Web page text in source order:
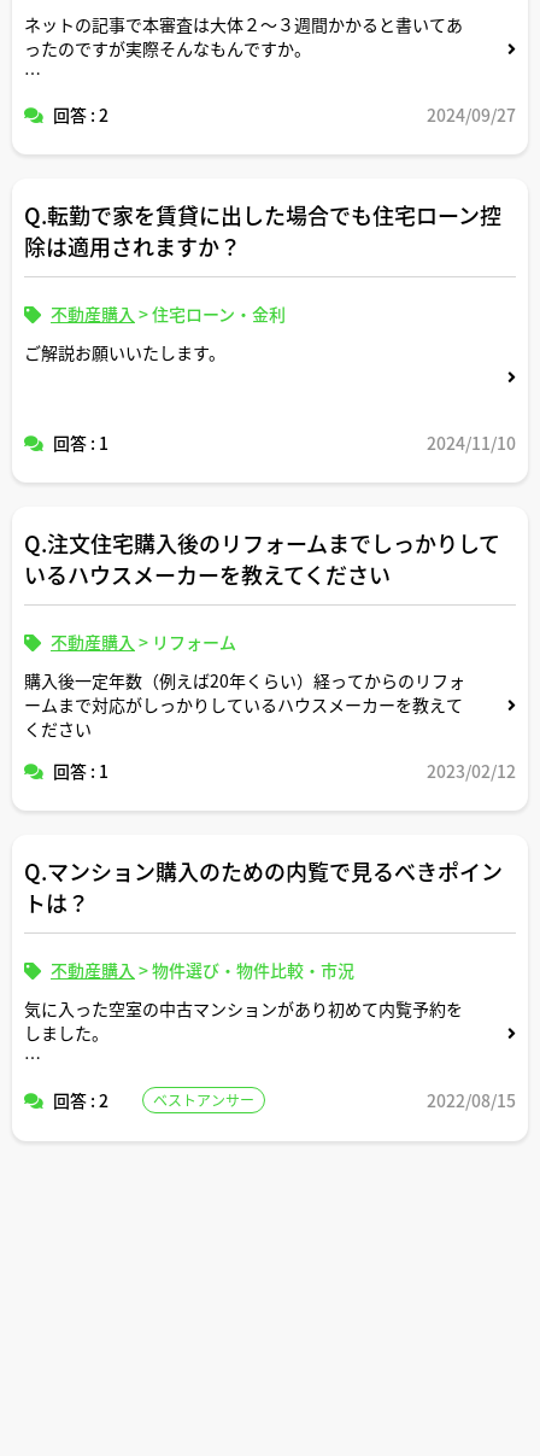
族（夫婦共に30歳、生活費生活レベル共に世間標準並）想
定だと返済がきついもしくは返済開始後に住宅ローン地獄
で後悔するリスクのある世帯年収目安についてもご教示く
ださい。
は任意に設定して頂いて構いません
※購入物件はマンションまたは戸建てどちらを想定して頂
いても構いません
ネットの記事で本審査は大体２〜３週間かかると書いてあ
ったのですが実際そんなもんですか。
たいな経験談があればコメント頂けますと幸いです。
回答 : 2 2024/09/27
Q.転勤で家を賃貸に出した場合でも住宅ローン控
除は適用されますか？
不動産購入 >住宅ローン・金利
ご解説お願いいたします。
回答 : 1 2024/11/10
Q.注文住宅購入後のリフォームまでしっかりして
いるハウスメーカーを教えてください
不動産購入 > リフォーム
購入後一定年数（例えば20年くらい）経ってからのリフォ
ームまで対応がしっかりしているハウスメーカーを教えて
ください
回答 : 1
2023/02/12
Q.マンション購入のための内覧で見るべきポイン
トは？
不動産購入 >物件選び・物件比較・市況
気に入った空室の中古マンションがあり初めて内覧予約を
しました。
うですが、内覧して物件の状態が良ければ購入を予定して
回答 : 2 ベストアンサー 2022/08/15